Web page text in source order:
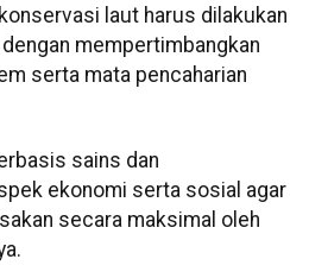
laut harus dilakukan
mempertimbangkan
serta mata pencaharian
sains dan
ekonomi serta sosial agar
secara maksimal oleh